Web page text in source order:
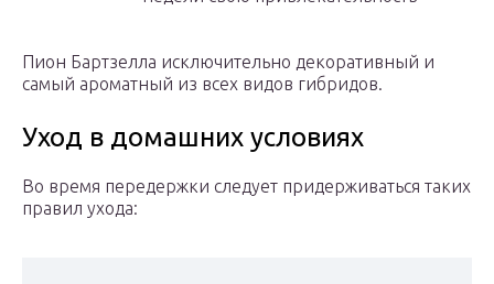
Пион Бартзелла исключительно декоративный и
самый ароматный из всех видов гибридов.
Уход в домашних условиях
Во время передержки следует придерживаться таких
правил ухода: